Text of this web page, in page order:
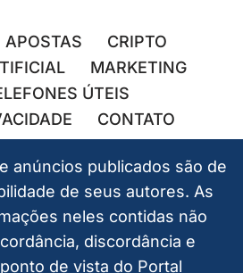
APOSTAS
CRIPTO
MARKETING
ÚTEIS
CONTATO
anúncios publicados são de
de seus autores. As
neles contidas não
discordância e
de vista do Portal